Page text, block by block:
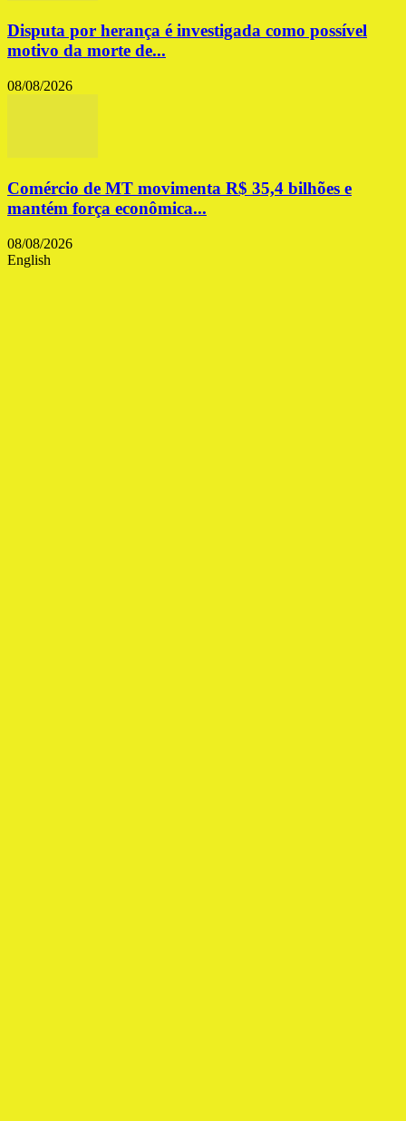
Disputa por herança é investigada como possível
motivo da morte de...
08/08/2026
Comércio de MT movimenta R$ 35,4 bilhões e
mantém força econômica...
08/08/2026
English